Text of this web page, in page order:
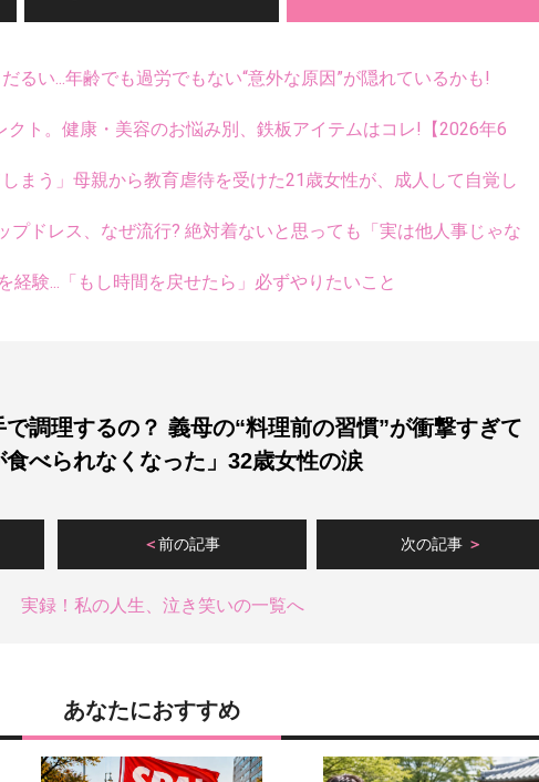
るい...年齢でも過労でもない“意外な原因”が隠れているかも!
ト。健康・美容のお悩み別、鉄板アイテムはコレ!【2026年6
まう」母親から教育虐待を受けた21歳女性が、成人して自覚し
プドレス、なぜ流行? 絶対着ないと思っても「実は他人事じゃな
験...「もし時間を戻せたら」必ずやりたいこと
調理するの？ 義母の“料理前の習慣”が衝撃すぎて
食べられなくなった」32歳女性の涙
前の記事 次の記事
実録！私の人生、泣き笑いの一覧へ
あなたにおすすめ